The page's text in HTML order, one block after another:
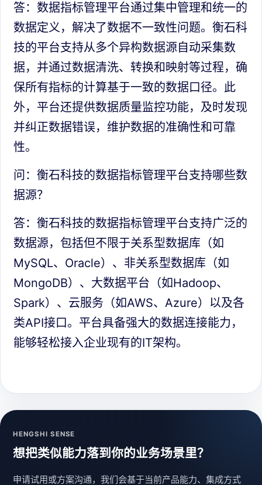
答：数据指标管理平台通过集中管理和统一的
数据定义，解决了数据不一致性问题。衡石科
技的平台支持从多个异构数据源自动采集数
据，并通过数据清洗、转换和映射等过程，确
保所有指标的计算基于一致的数据口径。此
外，平台还提供数据质量监控功能，及时发现
并纠正数据错误，维护数据的准确性和可靠
性。
问：衡石科技的数据指标管理平台支持哪些数
据源？
答：衡石科技的数据指标管理平台支持广泛的
数据源，包括但不限于关系型数据库（如
MySQL、Oracle）、非关系型数据库（如
MongoDB）、大数据平台（如Hadoop、
Spark）、云服务（如AWS、Azure）以及各
类API接口。平台具备强大的数据连接能力，
能够轻松接入企业现有的IT架构。
HENGSHI SENSE
想把类似能力落到你的业务场景里？
申请试用或方案沟通，我们会基于当前产品能力、集成方式